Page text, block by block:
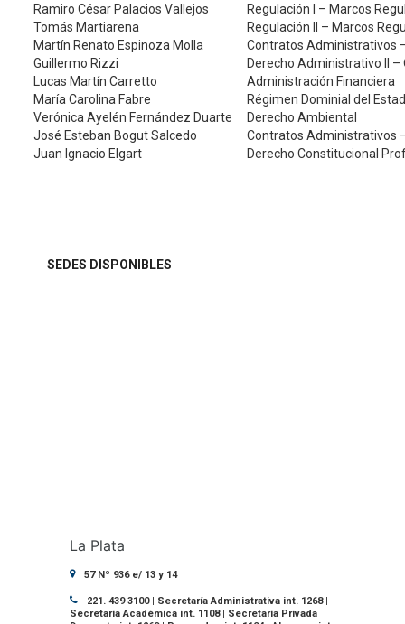
Ramiro César Palacios Vallejos
Regulación I – Marcos
Tomás Martiarena
Regulación II – Marcos
Martín Renato Espinoza Molla
Contratos Administrativos
Guillermo Rizzi
Derecho Administrativo II
Lucas Martín Carretto
Administración Financiera
María Carolina Fabre
Régimen Dominial del
Verónica Ayelén Fernández Duarte
Derecho Ambiental
José Esteban Bogut Salcedo
Contratos Administrativos
Juan Ignacio Elgart
Derecho Constitucional
SEDES DISPONIBLES
La Plata
57 Nº 936 e/ 13 y 14
221. 439 3100 | Secretaría Administrativa int. 1268 |
Secretaría Académica int. 1108 | Secretaría Privada